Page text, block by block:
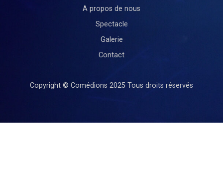
A propos de nous
Spectacle
Galerie
Contact
Copyright © Comédions 2025 Tous droits réservés